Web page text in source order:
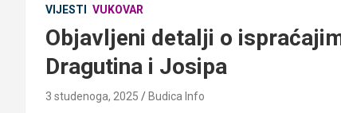
VIJESTI VUKOVAR
Objavljeni detalji o
Dragutina i Josipa
3 studenoga, 2025 Budica Info